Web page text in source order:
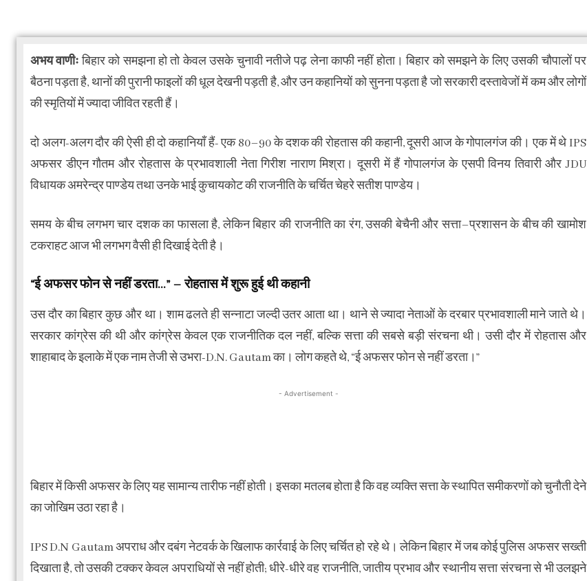
अभय वाणीःबिहार को समझना हो तो केवल उसके चुनावी नतीजे पढ़ लेना काफी नहीं होता। बिहार को समझने के लिए उसकी चौपालों पर
बैठना पड़ता है, थानों की पुरानी फाइलों की धूल देखनी पड़ती है, और उन कहानियों को सुनना पड़ता है जो सरकारी दस्तावेजों में कम और लोगों
की स्मृतियों में ज्यादा जीवित रहती हैं।
दो अलग-अलग दौर की ऐसी ही दो कहानियाँ हैं- एक 80–90 के दशक की रोहतास की कहानी, दूसरी आज के गोपालगंज की। एक में थे IPS
अफसर डीएन गौतम और रोहतास के प्रभावशाली नेता गिरीश नाराण मिश्रा। दूसरी में हैं गोपालगंज के एसपी विनय तिवारी और JDU
विधायक अमरेन्द्र पाण्डेय तथा उनके भाई कुचायकोट की राजनीति के चर्चित चेहरे सतीश पाण्डेय।
समय के बीच लगभग चार दशक का फासला है, लेकिन बिहार की राजनीति का रंग, उसकी बेचैनी और सत्ता–प्रशासन के बीच की खामोश
टकराहट आज भी लगभग वैसी ही दिखाई देती है।
“ई अफसर फोन से नहीं डरता…” – रोहतास में शुरू हुई थी कहानी
उस दौर का बिहार कुछ और था। शाम ढलते ही सन्नाटा जल्दी उतर आता था। थाने से ज्यादा नेताओं के दरबार प्रभावशाली माने जाते थे।
सरकार कांग्रेस की थी और कांग्रेस केवल एक राजनीतिक दल नहीं, बल्कि सत्ता की सबसे बड़ी संरचना थी। उसी दौर में रोहतास और
शाहाबाद के इलाके में एक नाम तेजी से उभरा-D.N. Gautam का। लोग कहते थे, “ई अफसर फोन से नहीं डरता।”
- Advertisement -
बिहार में किसी अफसर के लिए यह सामान्य तारीफ नहीं होती। इसका मतलब होता है कि वह व्यक्ति सत्ता के स्थापित समीकरणों को चुनौती देने
का जोखिम उठा रहा है।
IPS D.N Gautam अपराध और दबंग नेटवर्क के खिलाफ कार्रवाई के लिए चर्चित हो रहे थे। लेकिन बिहार में जब कोई पुलिस अफसर सख्ती
दिखाता है, तो उसकी टक्कर केवल अपराधियों से नहीं होती; धीरे-धीरे वह राजनीति, जातीय प्रभाव और स्थानीय सत्ता संरचना से भी उलझने